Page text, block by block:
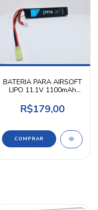
BATERIA PARA AIRSOFT
LIPO 11.1V 1100mAh
R$179,00